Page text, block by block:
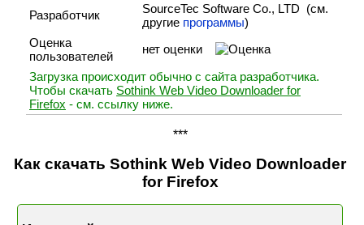
Разработчик
SourceTec Software Co., LTD (cм.
другие программы)
Оценка
пользователей
нет оценки
Загрузка происходит обычно с сайта разработчика.
Чтобы скачать Sothink Web Video Downloader for
Firefox - см. ссылку ниже.
***
Как скачать Sothink Web Video Downloader
for Firefox